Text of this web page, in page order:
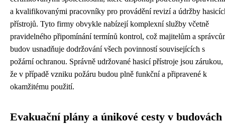
a kvalifikovanými pracovníky pro provádění revizí a údržby
přístrojů. Tyto firmy obvykle nabízejí komplexní služby včetně
pravidelného připomínání termínů kontrol, což majitelům a
budov usnadňuje dodržování všech povinností souvisejících s
požární ochranou. Správně udržované hasicí přístroje jsou zárukou,
že v případě vzniku požáru budou plně funkční a připravené k
okamžitému použití.
Evakuační plány a únikové cesty v budovách